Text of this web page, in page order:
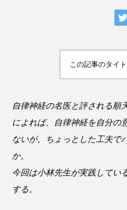
この記事のタイ
自律神経の名医と評される順
によれば、自律神経を自分の
ないが、ちょっとした工夫で
か。
今回は小林先生が実践してい
する。